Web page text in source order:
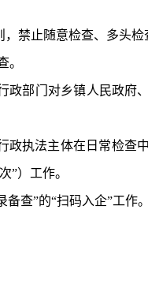
，禁止随意检查、多头检
。
政部门对乡镇人民政府
政执法主体在日常检查
”）工作。
备查”的“扫码入企”工作。